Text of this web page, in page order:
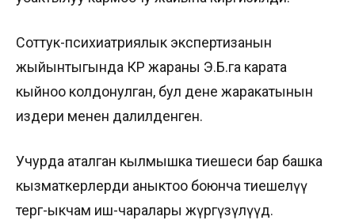
Соттук-психиатриялык экспертизанын
жыйынтыгында КР жараны Э.Б.га карата
кыйноо колдонулган, бул дене жаракатынын
издери менен далилденген.
Учурда аталган кылмышка тиешеси бар башка
кызматкерлерди аныктоо боюнча тиешелүү
тергөө-ыкчам иш-чаралары жүргүзүлүүдө.